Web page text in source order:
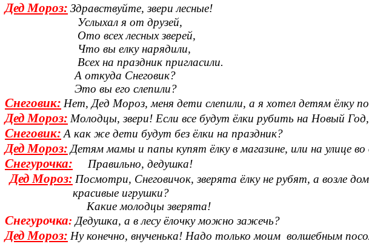
Дед Мороз: Здравствуйте, звери лесные!
Услыхал я от друзей,
Ото всех лесных зверей,
Что вы елку нарядили,
Всех на праздник пригласили.
А откуда Снеговик?
Это вы его слепили?
Снеговик: Нет, Дед Мороз, меня дети слепили, а я хотел детям ёлку
Дед Мороз: Молодцы, звери! Если все будут ёлки рубить на Новый
Снеговик: А как же дети будут без ёлки на праздник?
Дед Мороз: Детям мамы и папы купят ёлку в магазине, или на улице
Снегурочка: Правильно, дедушка!
Дед Мороз: Посмотри, Снеговичок, зверята ёлку не рубят, а возле
красивые игрушки?
Какие молодцы зверята!
Снегурочка: Дедушка, а в лесу ёлочку можно зажечь?
Дед Мороз: Ну конечно, внученька! Надо только моим волшебным